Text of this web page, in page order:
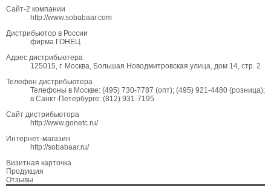
Сайт-2 компании
http://www.sobabaar.com
Дистрибьютор в России
фирма ГОНЕЦ
Адрес дистрибьютера
125015, г. Москва, Большая Новодмитровская улица, дом 14, стр. 2
Телефон дистрибьютера
Телефоны в Москве: (495) 730-7787 (опт); (495) 921-4480 (розница);
в Санкт-Петербурге: (812) 931-7195
Сайт дистрибьютора
http://www.gonetc.ru/
Интернет-магазин
http://sobabaar.ru/
Визитная карточка
Продукция
Отзывы